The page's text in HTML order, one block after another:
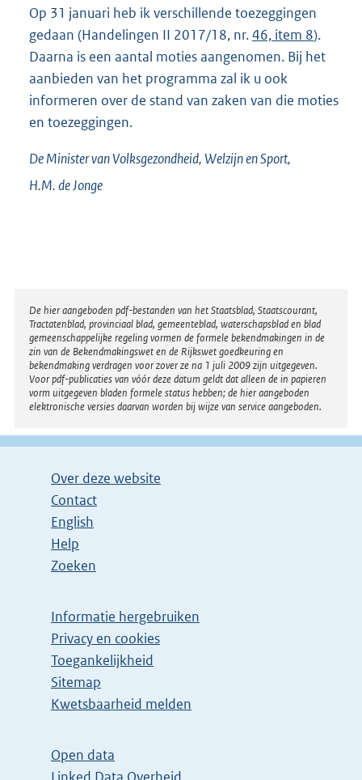
Op 31 januari heb ik verschillende toezeggingen
gedaan (Handelingen II 2017/18, nr. 46, item 8).
Daarna is een aantal moties aangenomen. Bij het
aanbieden van het programma zal ik u ook
informeren over de stand van zaken van die moties
en toezeggingen.
De Minister van Volksgezondheid, Welzijn en Sport,
H.M. deJonge
Disclaimer
De hier aangeboden pdf-bestanden van het Staatsblad, Staatscourant,
Tractatenblad, provinciaal blad, gemeenteblad, waterschapsblad en blad
gemeenschappelijke regeling vormen de formele bekendmakingen in de
zin van de Bekendmakingswet en de Rijkswet goedkeuring en
bekendmaking verdragen voor zover ze na 1 juli 2009 zijn uitgegeven.
Voor pdf-publicaties van vóór deze datum geldt dat alleen de in papieren
vorm uitgegeven bladen formele status hebben; de hier aangeboden
elektronische versies daarvan worden bij wijze van service aangeboden.
Over deze website
Contact
English
Help
Zoeken
Informatie hergebruiken
Privacy en cookies
Toegankelijkheid
Sitemap
Kwetsbaarheid melden
Open data